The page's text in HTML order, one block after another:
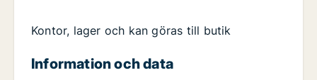
Kontor, lager och kan göras till butik
Information och data